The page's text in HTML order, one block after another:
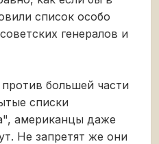
список особо
генералов и
большей части
списки
американцы даже
Не запретят же они